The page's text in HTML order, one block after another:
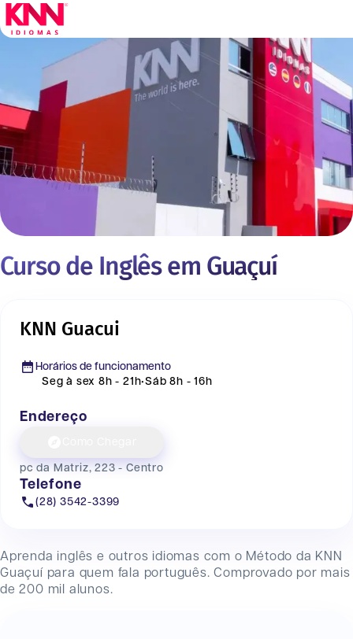
Curso de Inglês em Guaçuí
Aprenda inglês e outros idiomas com o Método da KNN
Guaçuí para quem fala português. Comprovado por mais
de 200 mil alunos.
KNN Guacui
Horários de funcionamento
Seg à sex 8h - 21h•Sáb 8h - 16h
Endereço
pc da Matriz, 223 - Centro
Telefone
(28) 3542-3399